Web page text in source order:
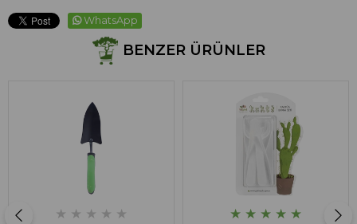
WhatsApp
BENZER ÜRÜNLER
★ ★ ★ ★ ★ ★ ★ ★ ★ ★